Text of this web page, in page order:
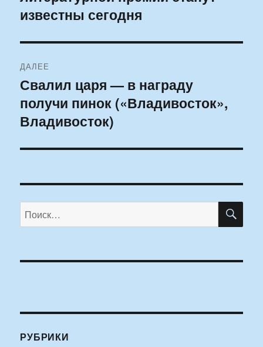
известны сегодня
ДАЛЕЕ
Следующая
запись:
Свалил царя — в награду
получи пинок («Владивосток»,
Владивосток)
Искать:
РУБРИКИ